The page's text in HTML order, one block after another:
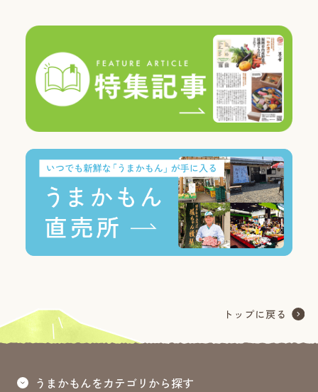
うまかもんをカテゴリから探す